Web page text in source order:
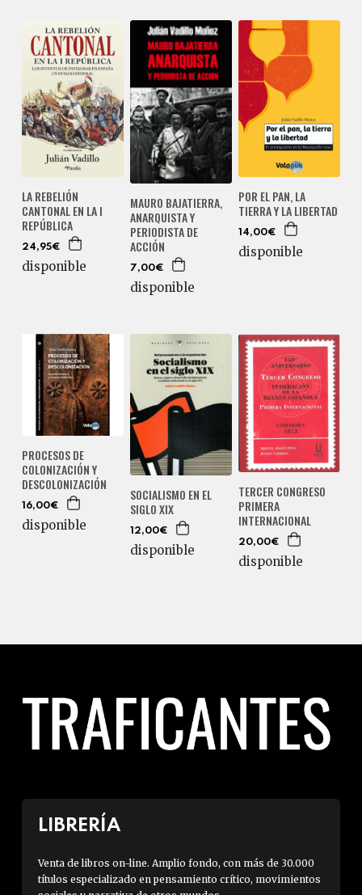
LA REBELIÓN
CANTONAL EN LA I
REPÚBLICA
24,95€
disponible
MAURO BAJATIERRA,
ANARQUISTA Y
PERIODISTA DE
ACCIÓN
7,00€
disponible
POR EL PAN, LA
TIERRA Y LA LIBERTAD
14,00€
disponible
PROCESOS DE
COLONIZACIÓN Y
DESCOLONIZACIÓN
16,00€
disponible
SOCIALISMO EN EL
SIGLO XIX
12,00€
disponible
TERCER CONGRESO
PRIMERA
INTERNACIONAL
20,00€
disponible
LIBRERÍA
Venta de libros on-line. Amplio fondo, con más de 30.000
títulos especializado en pensamiento crítico, movimientos